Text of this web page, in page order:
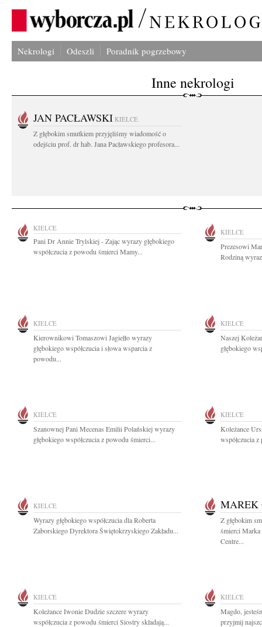
Nekrologi Odeszli Poradnik pogrzebowy
Inne nekrologi
JAN PACŁAWSKI KIELCE
Z głębokim smutkiem przyjęliśmy wiadomość o
odejściu prof. dr hab. Jana Pacławskiego profesora...
KIELCE
Pani Dr Annie Trylskiej - Zając wyrazy głębokiego
współczucia z powodu śmierci Mamy...
KIELCE
Prezesowi
Rodziną
KIELCE
Kierownikowi Tomaszowi Jagiełło wyrazy
głębokiego współczucia i słowa wsparcia z
powodu...
KIELCE
Naszej
głębokiego
KIELCE
Szanownej Pani Mecenas Emilii Polańskiej wyrazy
głębokiego współczucia z powodu śmierci...
KIELCE
Koleżance
współczucia
KIELCE
Wyrazy głębokiego współczucia dla Roberta
Zaborskiego Dyrektora Świętokrzyskiego Zakładu...
MAREK
Z głębokim
śmierci Marka
Centre...
KIELCE
Koleżance Iwonie Dudzie szczere wyrazy
współczucia z powodu śmierci Siostry składają...
KIELCE
Magdo,
przyjmij